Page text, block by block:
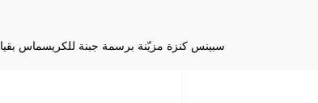
سبينس كنزة مزيّنة برسمة جبنة للكريسماس